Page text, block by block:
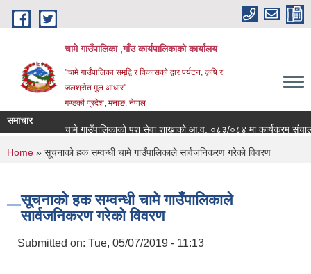
Skip to main content
चामे गाउँपालिका ,गाँउ कार्यपालिकाको कार्यालय
"चामे गाउँपालिका समृद्वि र विकासको द्वार पर्यटन, कृषि र
जलश्रोत मुल आधार"
गण्डकी प्रदेश, मनाङ, नेपाल
समाचार
चामे गाउँपालिकाको पशु सेवा शाखाको आ.व. ०८३/०८४ मा कार्यक्रम
You are here
Home » सूचनाको हक सम्वन्धी चामे गाउँपालिकाले सार्वजनिकरण गरेको विवरण
सूचनाको हक सम्वन्धी चामे गाउँपालिकाले
सार्वजनिकरण गरेको विवरण
Submitted on: Tue, 05/07/2019 - 11:13